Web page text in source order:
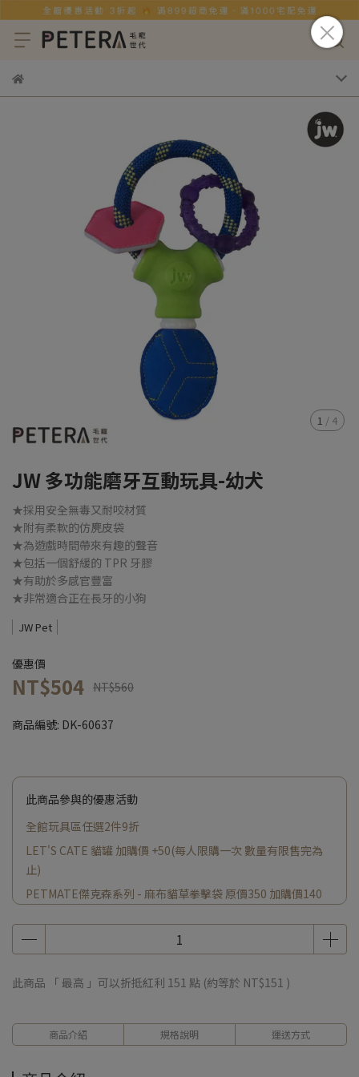
1 / 4
JW 多功能磨牙互動玩具-幼犬
★採用安全無毒又耐咬材質
★附有柔軟的仿麂皮袋
★為遊戲時間帶來有趣的聲音
★包括一個舒緩的 TPR 牙膠
★有助於多感官豐富
★非常適合正在長牙的小狗
JW Pet
優惠價
NT$504 NT$560
商品編號: DK-60637
此商品參與的優惠活動
全館玩具區任選2件9折
LET'S CATE 貓罐 加購價 +50(每人限購一次 數量有限售完為
止)
PETMATE傑克森系列 - 麻布貓草拳擊袋 原價350 加購價140
此商品 「 最高 」可以折抵紅利 151 點 (約等於 NT$151 )
商品介紹 規格說明 運送方式